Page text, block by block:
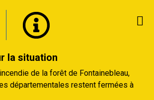
la situation
de la forêt de Fontainebleau,
départementales restent fermées à